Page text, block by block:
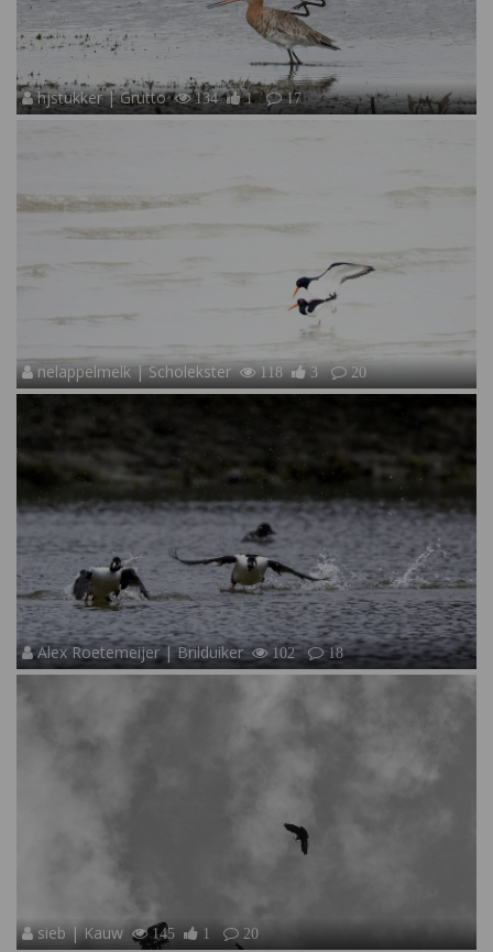
hjstukker | Grutto 134 1 17
nelappelmelk | Scholekster 118 3 20
Alex Roetemeijer | Brilduiker 102 18
sieb | Kauw 145 1 20